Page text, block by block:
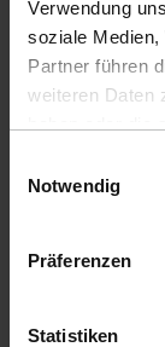
Verwendung
soziale Medien,
Partner führen
weiteren Daten
Einstellungen
Notwendig
Präferenzen
Statistiken